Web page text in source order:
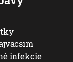
infekcie